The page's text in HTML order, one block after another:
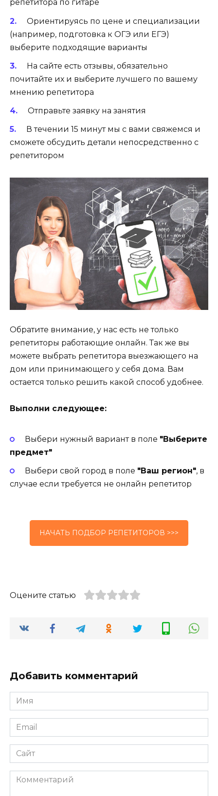
репетитора по гитаре
Ориентируясь по цене и специализации
(например, подготовка к ОГЭ или ЕГЭ)
выберите подходящие варианты
На сайте есть отзывы, обязательно
почитайте их и выберите лучшего по вашему
мнению репетитора
Отправьте заявку на занятия
В течении 15 минут мы с вами свяжемся и
сможете обсудить детали непосредственно с
репетитором
Обратите внимание, у нас есть не только
репетиторы работающие онлайн. Так же вы
можете выбрать репетитора выезжающего на
дом или принимающего у себя дома. Вам
остается только решить какой способ удобнее.
Выполни следующее:
Выбери нужный вариант в поле "Выберите
предмет"
Выбери свой город в поле "Ваш регион", в
случае если требуется не онлайн репетитор
НАЧАТЬ ПОДБОР РЕПЕТИТОРОВ >>>
Оцените статью
Добавить комментарий
Имя
*
Email
*
Сайт
Комментарий